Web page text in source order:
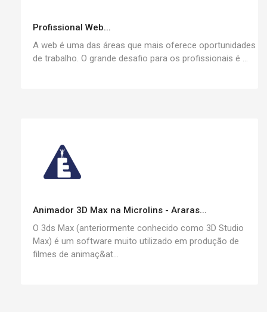
Profissional Web...
A web é uma das áreas que mais oferece oportunidades
de trabalho. O grande desafio para os profissionais é ...
Animador 3D Max na Microlins - Araras...
O 3ds Max (anteriormente conhecido como 3D Studio
Max) é um software muito utilizado em produção de
filmes de animaç&at...